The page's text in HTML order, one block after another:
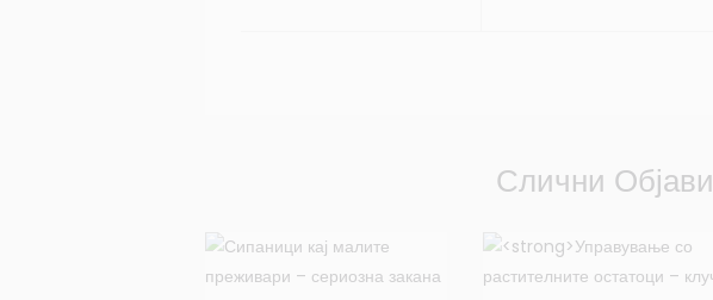
Слични Објави